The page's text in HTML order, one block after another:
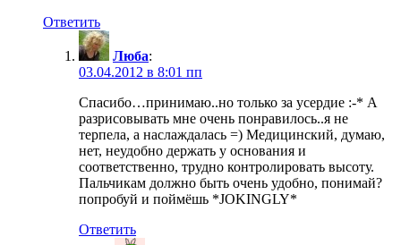
Ответить
Люба:
03.04.2012 в 8:01 пп
Спасибо…принимаю..но только за усердие :-* А
разрисовывать мне очень понравилось..я не
терпела, а наслаждалась =) Медицинский, думаю,
нет, неудобно держать у основания и
соответственно, трудно контролировать высоту.
Пальчикам должно быть очень удобно, понимай?
попробуй и поймёшь *JOKINGLY*
Ответить